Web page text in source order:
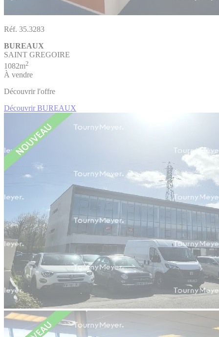
Réf. 35.3283
BUREAUX
SAINT GREGOIRE
1082m2
À vendre
Découvrir l'offre
Découvrir BUREAUX